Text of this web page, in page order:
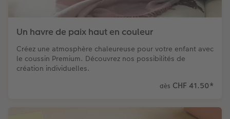
Un havre de paix haut en couleur
Créez une atmosphère chaleureuse pour votre enfant avec
le coussin Premium. Découvrez nos possibilités de
création individuelles.
dès CHF 41.50*